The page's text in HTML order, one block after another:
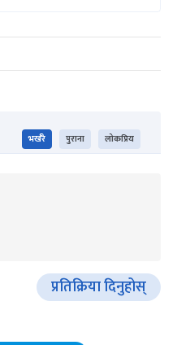
भर्खरै पुराना लोकप्रिय
प्रतिक्रिया दिनुहोस्